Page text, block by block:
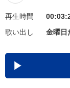
お知らせ
再生時間
歌い出し
金曜日